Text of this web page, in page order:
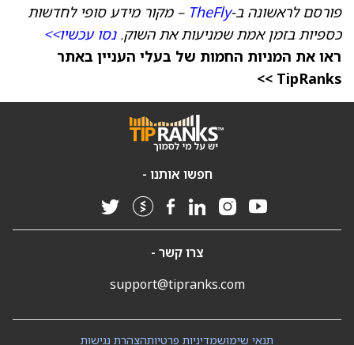
פורסם לראשונה ב-TheFly – מקור מידע סופי לחדשות
כספיות בזמן אמת שמניעות את השוק.נסו עכשיו>>
ראו את המניות החמות של בעלי העניין באתר
TipRanks >>
חפשו אותנו -
צרו קשר -
support@tipranks.com
הצהרת נגישותמדיניות פרטיותתנאי שימוש